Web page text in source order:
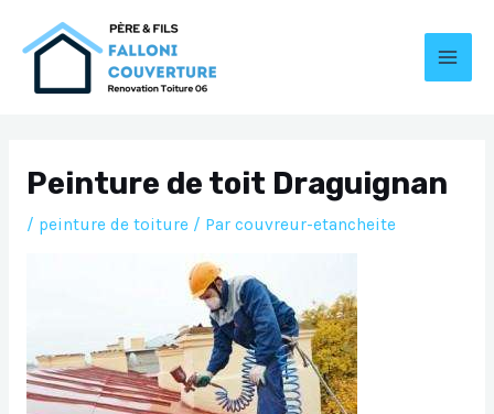
Peinture de toit Draguignan
/ peinture de toiture/ Par couvreur-etancheite